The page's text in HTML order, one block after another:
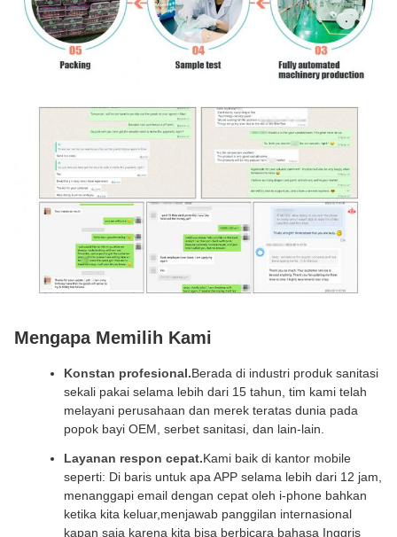
Mengapa Memilih Kami
Konstan profesional.Berada di industri produk sanitasi
sekali pakai selama lebih dari 15 tahun, tim kami telah
melayani perusahaan dan merek teratas dunia pada
popok bayi OEM, serbet sanitasi, dan lain-lain.
Layanan respon cepat.Kami baik di kantor mobile
seperti: Di baris untuk apa APP selama lebih dari 12 jam,
menanggapi email dengan cepat oleh i-phone bahkan
ketika kita keluar,menjawab panggilan internasional
kapan saja karena kita bisa berbicara bahasa Inggris